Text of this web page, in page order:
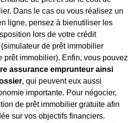
Dans le cas ou vous réalisez un
ligne, pensez à bienutiliser les
lors de votre crédit
de prêt immobilier
prêt immobilier). Enfin, vous pouvez
assurance emprunteur ainsi
, qui peuvent eux aussi
importante. Pour négocier,
de prêt immobilier gratuite afin
sur vos objectifs financiers.